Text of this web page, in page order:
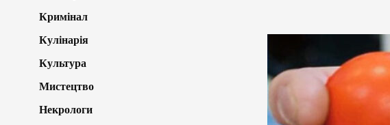
Кримінал
Кулінарія
Культура
Мистецтво
Некрологи